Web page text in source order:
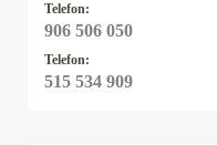
Telefon:
906 506 050
Telefon:
515 534 909